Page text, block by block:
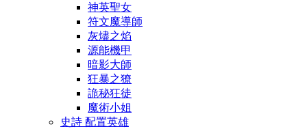
神英聖女
符文魔導師
灰燼之焰
源能機甲
暗影大師
狂暴之獠
詭秘狂徒
魔術小姐
史詩 配置英雄